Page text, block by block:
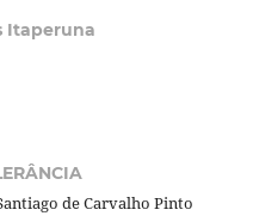
Itaperuna
de Carvalho Pinto